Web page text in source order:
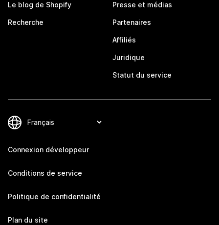
Le blog de Shopify
Recherche
Presse et médias
Partenaires
Affiliés
Juridique
Statut du service
Connexion développeur
Conditions de service
Politique de confidentialité
Plan du site